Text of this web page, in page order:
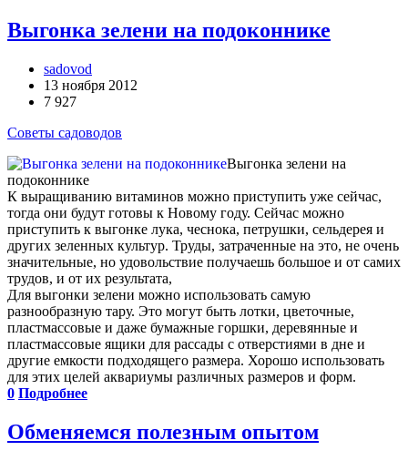
Выгонка зелени на подоконнике
sadovod
13 ноября 2012
7 927
Советы садоводов
Выгонка зелени на
подоконнике
К выращиванию витаминов можно приступить уже сейчас,
тогда они будут готовы к Новому году. Сейчас можно
приступить к выгонке лука, чеснока, петрушки, сельдерея и
других зеленных культур. Труды, затраченные на это, не очень
значительные, но удовольствие получаешь большое и от самих
трудов, и от их результата,
Для выгонки зелени можно использовать самую
разнообразную тару. Это могут быть лотки, цветочные,
пластмассовые и даже бумажные горшки, деревянные и
пластмассовые ящики для рассады с отверстиями в дне и
другие емкости подходящего размера. Хорошо использовать
для этих целей аквариумы различных размеров и форм.
0 Подробнее
Обменяемся полезным опытом